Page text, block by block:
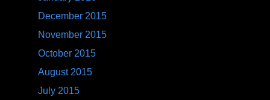
April 2014
March 2014
February 2014
January 2014
December 2013